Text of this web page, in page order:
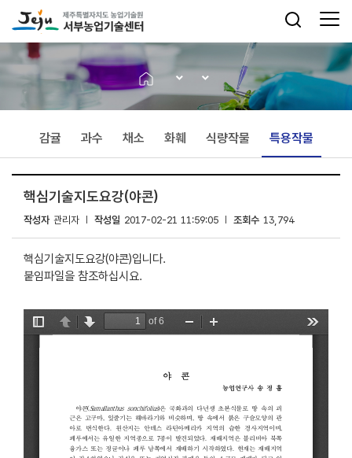
감귤 과수 채소 화훼 식량작물 특용작물
핵심기술지도요강(야콘)
작성자 관리자 작성일 2017-02-21 11:59:05 조회수 13,794
핵심기술지도요강(야콘)입니다.
붙임파일을 참조하십시요.